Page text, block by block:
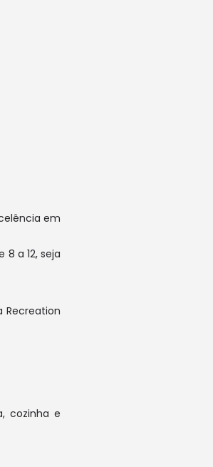
em
a 12, seja
Recreation
cozinha e